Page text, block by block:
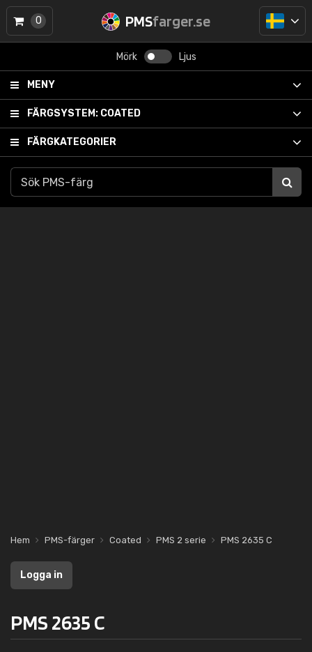
PMSfarger.se
Mörk Ljus
MENY
FÄRGSYSTEM: COATED
FÄRGKATEGORIER
0
Hem PMS-färger Coated PMS 2 serie PMS 2635 C
Logga in
PMS 2635 C